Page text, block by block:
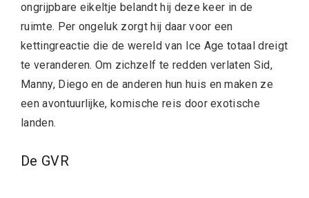
ongrijpbare eikeltje belandt hij deze keer in de
ruimte. Per ongeluk zorgt hij daar voor een
kettingreactie die de wereld van Ice Age totaal dreigt
te veranderen. Om zichzelf te redden verlaten Sid,
Manny, Diego en de anderen hun huis en maken ze
een avontuurlijke, komische reis door exotische
landen.
De GVR